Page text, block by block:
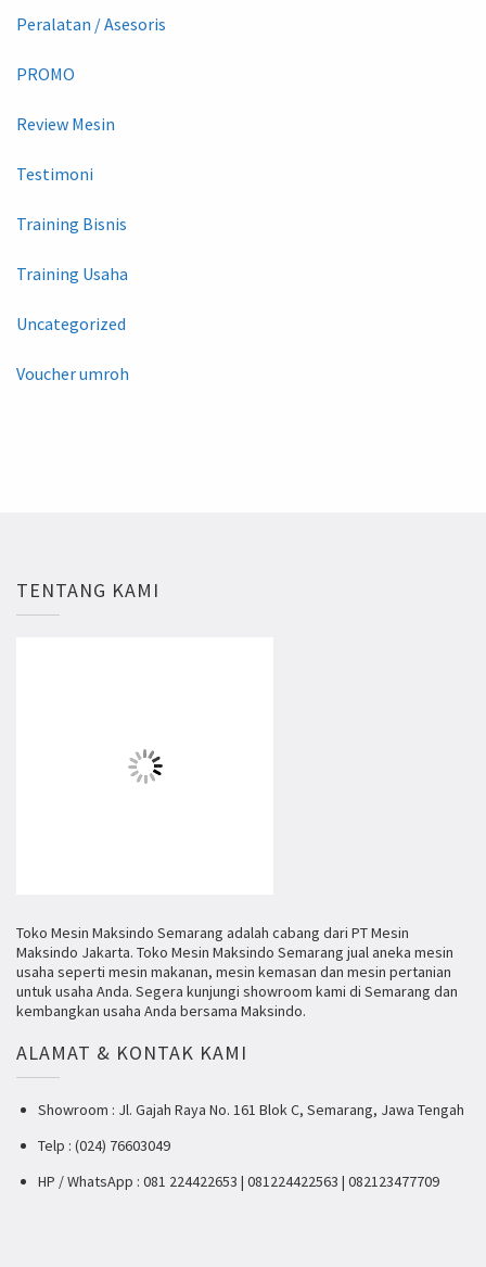
Peralatan / Asesoris
PROMO
Review Mesin
Testimoni
Training Bisnis
Training Usaha
Uncategorized
Voucher umroh
TENTANG KAMI
Toko Mesin Maksindo Semarang adalah cabang dari PT Mesin
Maksindo Jakarta. Toko Mesin Maksindo Semarang jual aneka mesin
usaha seperti mesin makanan, mesin kemasan dan mesin pertanian
untuk usaha Anda. Segera kunjungi showroom kami di Semarang dan
kembangkan usaha Anda bersama Maksindo.
ALAMAT & KONTAK KAMI
Showroom : Jl. Gajah Raya No. 161 Blok C, Semarang, Jawa Tengah
Telp : (024) 76603049
HP / WhatsApp : 081 224422653 | 081224422563 | 082123477709